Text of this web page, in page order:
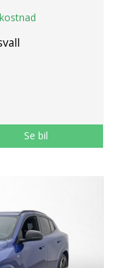
dina
Se bil